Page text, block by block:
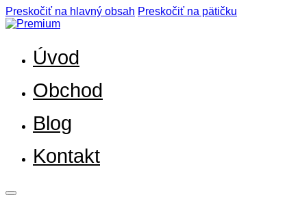
Preskočiť na hlavný obsah Preskočiť na pätičku
Úvod
Obchod
Blog
Kontakt